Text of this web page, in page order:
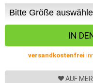
versandkostenfrei
AUF